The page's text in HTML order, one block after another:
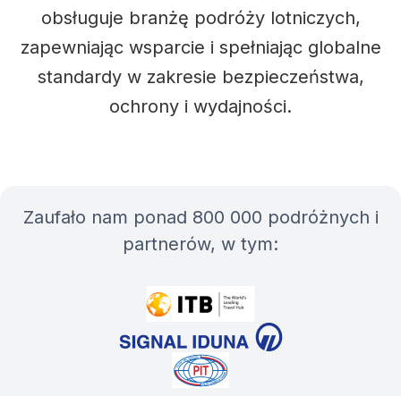
obsługuje branżę podróży lotniczych,
zapewniając wsparcie i spełniając globalne
standardy w zakresie bezpieczeństwa,
ochrony i wydajności.
Zaufało nam ponad 800 000 podróżnych i
partnerów, w tym: